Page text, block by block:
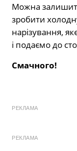
Можна
зробити
нарізування,
і подаємо до
Смачного!
РЕКЛАМА
РЕКЛАМА